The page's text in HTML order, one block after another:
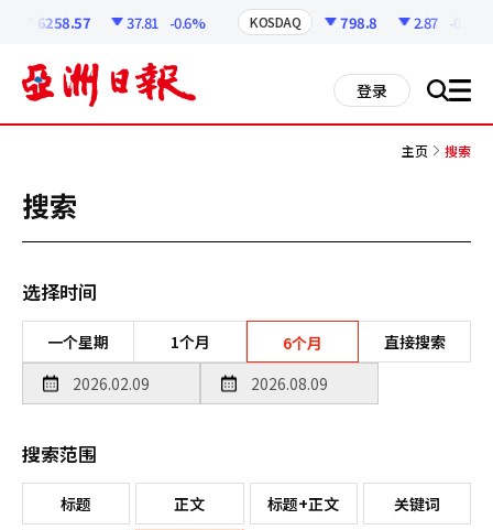
6258.57 37.81 -0.6% KOSDAQ 798.8 2.87 -0.36%
登录 搜 all
主页 搜索
搜索
选择时间
一个星期 1个月 6个月 直接搜索
搜索范围
标题 正文 标题+正文 关键词